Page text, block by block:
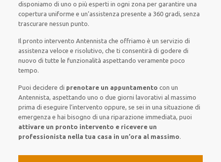
disponiamo di uno o piùesperti in ogni zona pergarantire una
coperturauniforme e un’assistenza presente a 360 gradi, senza
trascurarenessun punto.
Il pronto intervento Antennistache offriamo èun servizio di
assistenza veloce e risolutivo, che ticonsentirà di godere di
nuovodi tutte le funzionalità aspettando veramente poco
tempo.
Puoi decidere di prenotare un appuntamento con un
Antennista, aspettandouno o due giorni lavorativi al massimo
prima dieseguire l’intervento oppure, se sei in una situazione di
emergenza e hai bisogno diuna riparazione immediata, puoi
attivare un pronto intervento e ricevere un
professionista nella tua casa in un’ora al massimo.